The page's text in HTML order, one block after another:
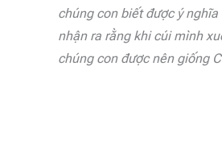
chúng con biết được ý
nhận ra rằng khi cúi mình
chúng con được nên giống